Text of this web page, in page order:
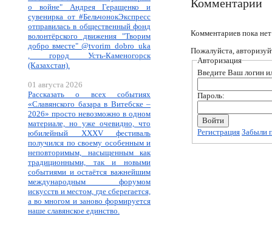
о войне" Андрея Геращенко и
сувенирка от #БельчонокЭкспресс
отправилась в общественный фонд
волонтёрского движения "Творим
добро вместе" @tvorim_dobro_uka
, город Усть-Каменогорск
(Казахстан).
01 августа 2026
Рассказать о всех событиях
«Славянского базара в Витебске –
2026» просто невозможно в одном
материале, но уже очевидно, что
юбилейный XXXV фестиваль
получился по своему особенным и
неповторимым, насыщенным как
традиционными, так и новыми
событиями и остаётся важнейшим
международным форумом
искусств и местом, где сберегается,
а во многом и заново формируется
наше славянское единство.
Комментарии
Комментариев пока нет
Пожалуйста,
Авторизация
Введите Ваш логин
Пароль:
Регистрация Забыли